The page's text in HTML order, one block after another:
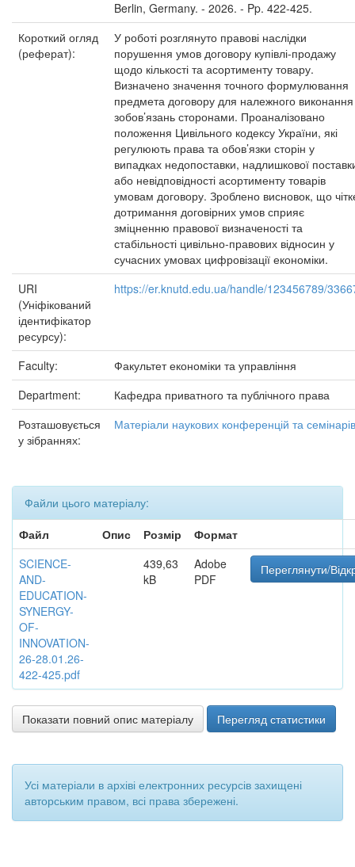
Berlin, Germany. - 2026. - Pp. 422-425.
Короткий огляд
(реферат):
У роботі розглянуто правові наслідки
порушення умов договору купівлі-продажу
щодо кількості та асортименту товару.
Визначено значення точного формулювання
предмета договору для належного виконання
зобов’язань сторонами. Проаналізовано
положення Цивільного кодексу України, які
регулюють права та обов’язки сторін у
випадках недопоставки, надлишкової
або невідповідності асортименту товарів
умовам договору. Зроблено висновок, що
дотримання договірних умов сприяє
зміцненню правової визначеності та
стабільності цивільно-правових відносин у
сучасних умовах цифровізації економіки.
URI
(Уніфікований
ідентифікатор
ресурсу):
https://er.knutd.edu.ua/handle/123456789/
Faculty:
Факультет економіки та управління
Department:
Кафедра приватного та публічного права
Розташовується
у зібраннях:
Матеріали наукових конференцій та семінарів
Файли цього матеріалу:
Файл
Опис Розмір
Формат
SCIENCE-
AND-
EDUCATION-
SYNERGY-
OF-
INNOVATION-
26-28.01.26-
422-425.pdf
439,63
kB
Adobe
PDF
Переглянути/
Показати повний опис матеріалу Перегляд статистики
Усі матеріали в архіві електронних ресурсів захищені
авторським правом, всі права збережені.